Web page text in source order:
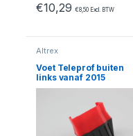
€10,29 €8,50Excl. BTW
Altrex
Voet Teleprof buiten
links vanaf 2015